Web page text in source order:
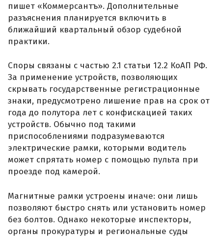
пишет «Коммерсантъ». Дополнительные
разъяснения планируется включить в
ближайший квартальный обзор судебной
практики.
Споры связаны с частью 2.1 статьи 12.2 КоАП РФ.
За применение устройств, позволяющих
скрывать государственные регистрационные
знаки, предусмотрено лишение прав на срок от
года до полутора лет с конфискацией таких
устройств. Обычно под такими
приспособлениями подразумеваются
электрические рамки, которыми водитель
может спрятать номер с помощью пульта при
проезде под камерой.
Магнитные рамки устроены иначе: они лишь
позволяют быстро снять или установить номер
без болтов. Однако некоторые инспекторы,
органы прокуратуры и региональные суды